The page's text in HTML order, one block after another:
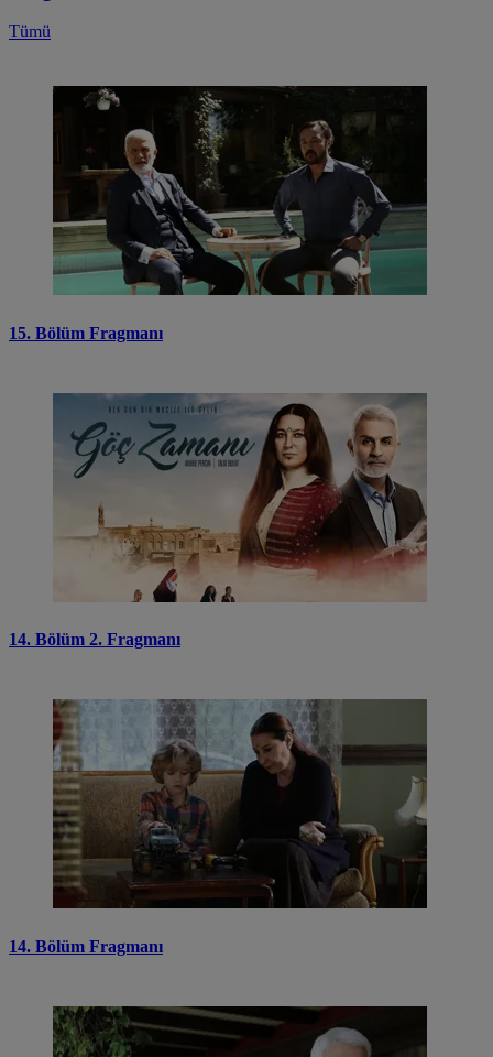
Tümü
15. Bölüm Fragmanı
14. Bölüm 2. Fragmanı
14. Bölüm Fragmanı